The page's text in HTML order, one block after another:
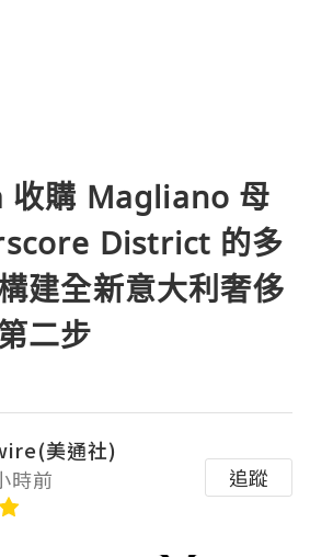
購 Magliano 母
District 的多
建全新意大利奢侈
二步
美通社)
時前
追蹤